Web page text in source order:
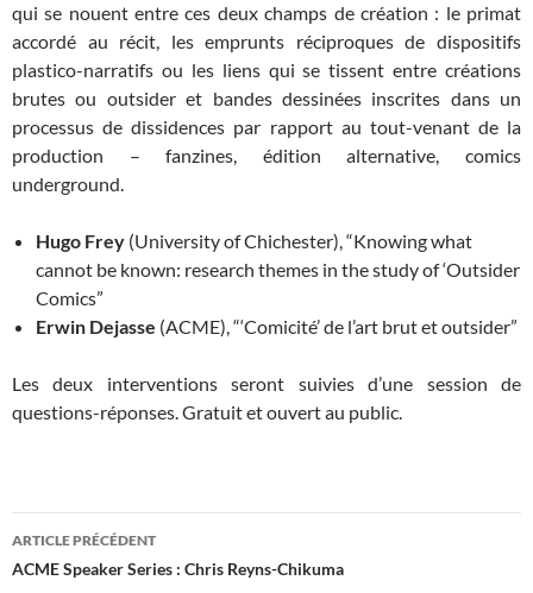
qui se nouent entre ces deux champs de création : le primat
accordé au récit, les emprunts réciproques de dispositifs
plastico-narratifs ou les liens qui se tissent entre créations
brutes ou outsider et bandes dessinées inscrites dans un
processus de dissidences par rapport au tout-venant de la
production – fanzines, édition alternative, comics
underground.
Hugo Frey (University of Chichester), “Knowing what
cannot be known: research themes in the study of ‘Outsider
Comics”
Erwin Dejasse (ACME), “‘Comicité’ de l’art brut et outsider”
Les deux interventions seront suivies d’une session de
questions-réponses. Gratuit et ouvert au public.
Navigation
des
ARTICLE PRÉCÉDENT
ACME Speaker Series : Chris Reyns-Chikuma